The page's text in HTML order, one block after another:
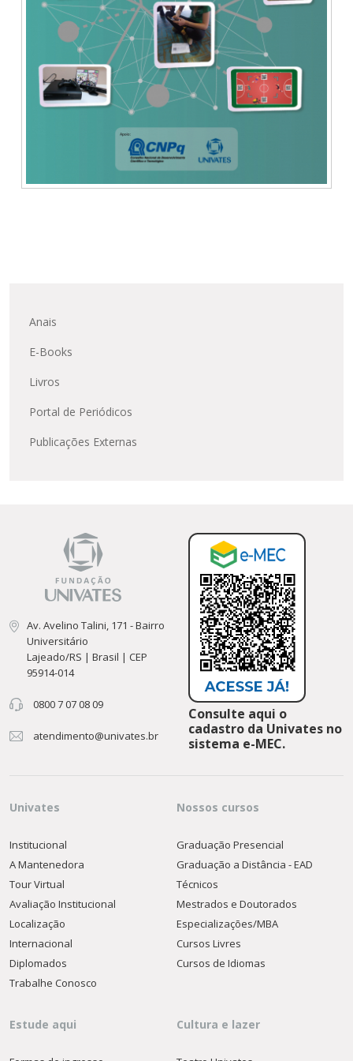
Anais
E-Books
Livros
Portal de Periódicos
Publicações Externas
Av. Avelino Talini, 171 - Bairro
Universitário
Lajeado/RS | Brasil | CEP
95914-014
0800 7 07 08 09
atendimento@univates.br
Consulte aqui o
cadastro da Univates no
sistema e-MEC.
Univates
Institucional
A Mantenedora
Tour Virtual
Avaliação Institucional
Localização
Internacional
Diplomados
Trabalhe Conosco
Nossos cursos
Graduação Presencial
Graduação a Distância - EAD
Técnicos
Mestrados e Doutorados
Especializações/MBA
Cursos Livres
Cursos de Idiomas
Estude aqui Cultura e lazer